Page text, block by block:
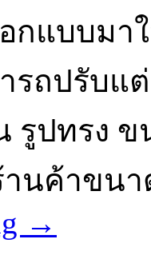
อกแบบม
ารถปรับ
รูปทรง
านค้าขน
→